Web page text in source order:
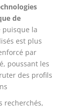
de
puisque la
est plus
par
poussant les
des profils
recherchés,